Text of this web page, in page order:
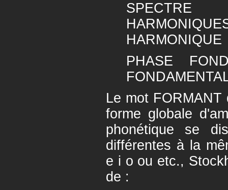
HARMONIQUE
PHASE
Le mot
forme globale
phonétique se
différentes à la
e i o ou etc.,
de :